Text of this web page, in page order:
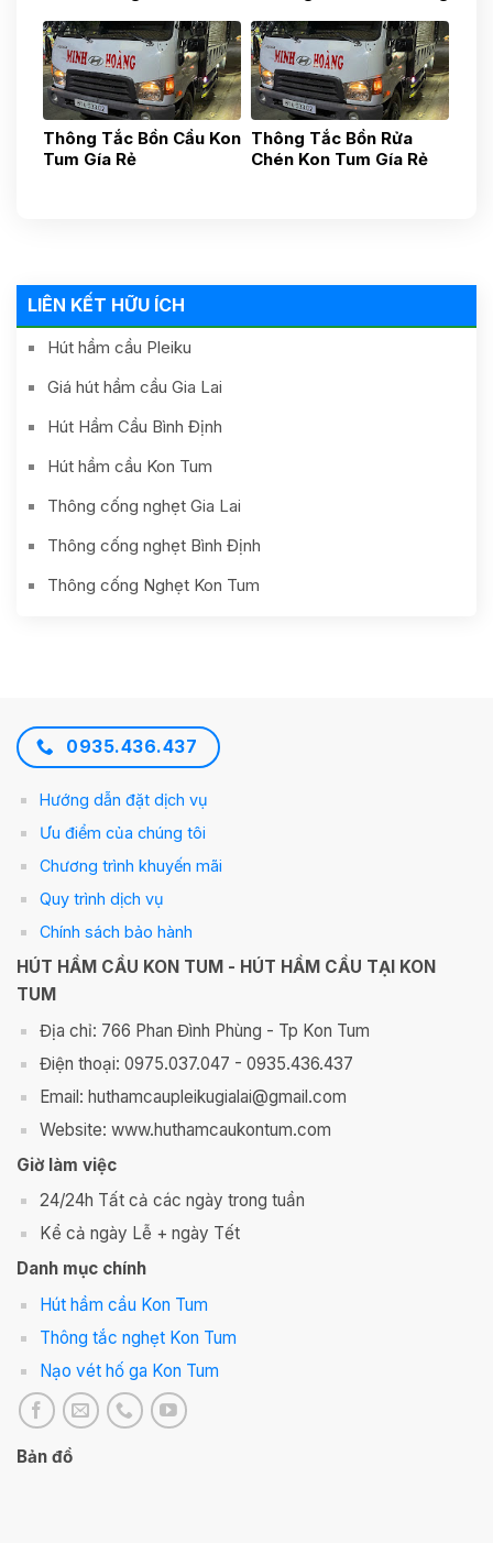
LIÊN KẾT HỮU ÍCH
Hút hầm cầu Pleiku
Giá hút hầm cầu Gia Lai
Hút Hầm Cầu Bình Định
Hút hầm cầu Kon Tum
Thông cống nghẹt Gia Lai
Thông cống nghẹt Bình Định
Thông cống Nghẹt Kon Tum
Nhanh Chóng, Gía Tốt
0935.436.437
Thông Tắc Bồn Cầu Kon
Tum Gía Rẻ
Thông Tắc Bồn Rửa
Chén Kon Tum Gía Rẻ
0935.436.437
Hướng dẫn đặt dịch vụ
Ưu điểm của chúng tôi
Chương trình khuyến mãi
Quy trình dịch vụ
Chính sách bảo hành
HÚT HẦM CẦU KON TUM - HÚT HẦM CẦU TẠI KON
TUM
Địa chỉ: 766 Phan Đình Phùng - Tp Kon Tum
Điện thoại: 0975.037.047 - 0935.436.437
Email: huthamcaupleikugialai@gmail.com
Website: www.huthamcaukontum.com
Giờ làm việc
24/24h Tất cả các ngày trong tuần
Kể cả ngày Lễ + ngày Tết
Danh mục chính
Hút hầm cầu Kon Tum
Thông tắc nghẹt Kon Tum
Nạo vét hố ga Kon Tum
Bản đồ